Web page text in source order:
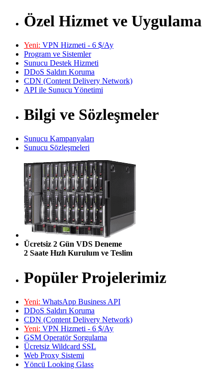
Özel Hizmet ve Uygulama
Yeni: VPN Hizmeti - 6 $/Ay
Program ve Sistemler
Sunucu Destek Hizmeti
DDoS Saldırı Koruma
CDN (Content Delivery Network)
API ile Sunucu Yönetimi
Bilgi ve Sözleşmeler
Sunucu Kampanyaları
Sunucu Sözleşmeleri
Ücretsiz 2 Gün VDS Deneme
2 Saate Hızlı Kurulum ve Teslim
Popüler Projelerimiz
Yeni: WhatsApp Business API
DDoS Saldırı Koruma
CDN (Content Delivery Network)
Yeni: VPN Hizmeti - 6 $/Ay
GSM Operatör Sorgulama
Ücretsiz Wildcard SSL
Web Proxy Sistemi
Yöncü Looking Glass